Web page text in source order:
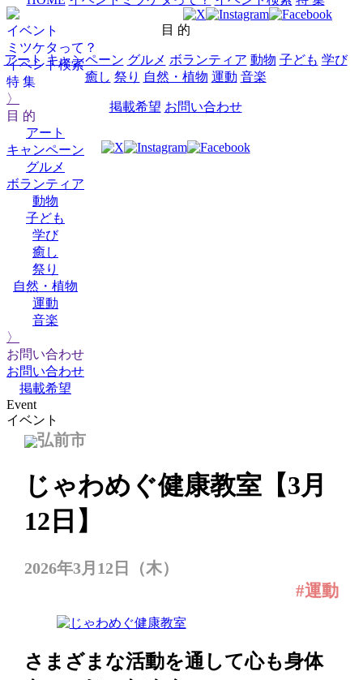
イベント
ミツケタって？
イベント検索
特 集
〉
目 的
アート
キャンペーン
グルメ
ボランティア
動物
子ども
学び
癒し
祭り
自然・植物
運動
音楽
〉
お問い合わせ
お問い合わせ
掲載希望
目 的
アート キャンペーン グルメ ボランティア 動物 子ども 学び
癒し 祭り 自然・植物 運動 音楽
掲載希望 お問い合わせ
Event
イベント
弘前市
じゃわめぐ健康教室【3月
12日】
2026年3月12日（木）
#運動
さまざまな活動を通して心も身体